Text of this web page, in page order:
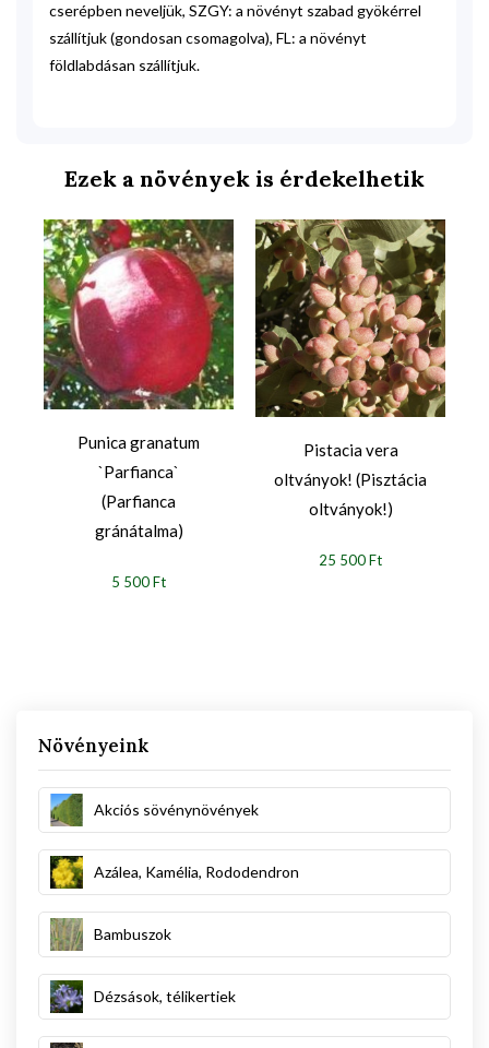
Növényeink
Akciós sövénynövények
Azálea, Kamélia, Rododendron
Bambuszok
Dézsások, télikertiek
cserépben neveljük, SZGY: a növényt szabad gyökérrel
szállítjuk (gondosan csomagolva), FL: a növényt
földlabdásan szállítjuk.
Ezek a növények is érdekelhetik
Punica granatum
`Parfianca`
(Parfianca
gránátalma)
5 500 Ft
Pistacia vera
oltványok! (Pisztácia
oltványok!)
25 500 Ft